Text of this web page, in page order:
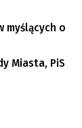
myślących o
Miasta, PiS